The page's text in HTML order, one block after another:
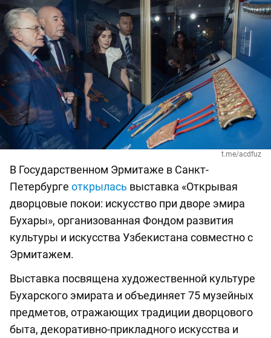
t.me/acdfuz
В Государственном Эрмитаже в Санкт-
Петербурге открылась выставка «Открывая
дворцовые покои: искусство при дворе эмира
Бухары», организованная Фондом развития
культуры и искусства Узбекистана совместно с
Эрмитажем.
Выставка посвящена художественной культуре
Бухарского эмирата и объединяет 75 музейных
предметов, отражающих традиции дворцового
быта, декоративно-прикладного искусства и